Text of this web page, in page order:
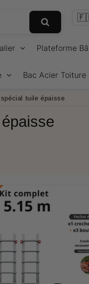
Plateforme
Bac Acier Toiture
tuile épaisse